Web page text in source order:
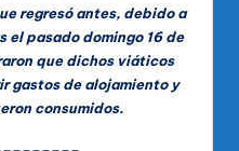
regresó antes, debido a
el pasado domingo 16 de
que dichos viáticos
gastos de alojamiento y
consumidos.